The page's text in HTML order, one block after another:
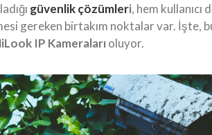
güvenlik çözümleri, hem
gereken birtakım noktalar var. İşte,
IP Kameralarıoluyor.